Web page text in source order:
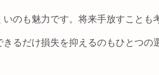
のも魅力です。将来手放すことも
るだけ損失を抑えるのもひとつの